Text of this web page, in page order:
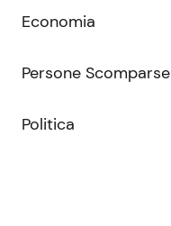
Economia
Persone Scomparse
Politica